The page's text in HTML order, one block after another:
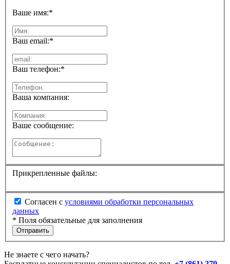
Ваше имя:*
Ваш email:*
Ваш телефон:*
Ваша компания:
Ваше сообщение:
Прикрепленные файлы:
Согласен с условиями обработки персональных
данных
* Поля обязательные для заполнения
Отправить
Не знаете с чего начать?